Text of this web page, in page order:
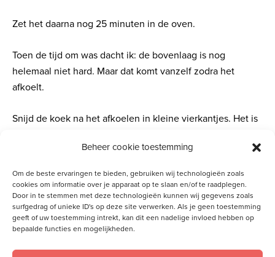
Beheer cookie toestemming
Om de beste ervaringen te bieden, gebruiken wij technologieën zoals
cookies om informatie over je apparaat op te slaan en/of te raadplegen.
Door in te stemmen met deze technologieën kunnen wij gegevens zoals
surfgedrag of unieke ID's op deze site verwerken. Als je geen toestemming
geeft of uw toestemming intrekt, kan dit een nadelige invloed hebben op
bepaalde functies en mogelijkheden.
Zet het daarna nog 25 minuten in de oven.
Toen de tijd om was dacht ik: de bovenlaag is nog
helemaal niet hard. Maar dat komt vanzelf zodra het
afkoelt.
Snijd de koek na het afkoelen in kleine vierkantjes. Het is
natuurlijk altijd 2 of meer stukjes nemen J)
Reageren? Stuur een mail
naarreacties@vrouwtotvrouw.nl